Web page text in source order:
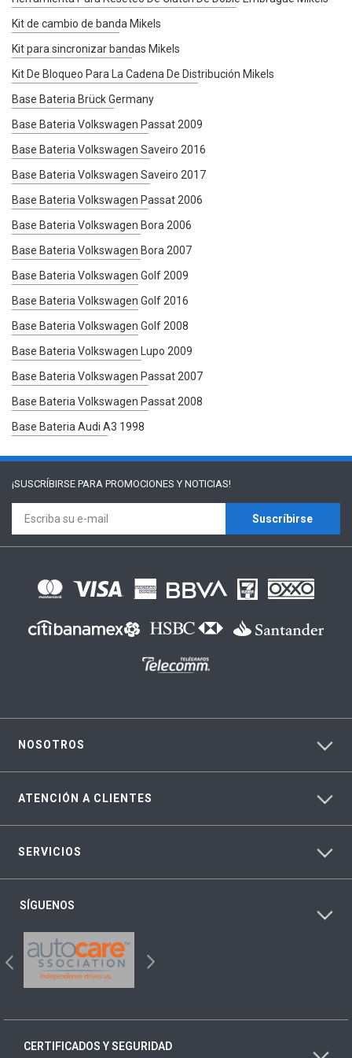
Kit de cambio de banda Mikels
Kit para sincronizar bandas Mikels
Kit De Bloqueo Para La Cadena De Distribución Mikels
Base Bateria Brück Germany
Base Bateria Volkswagen Passat 2009
Base Bateria Volkswagen Saveiro 2016
Base Bateria Volkswagen Saveiro 2017
Base Bateria Volkswagen Passat 2006
Base Bateria Volkswagen Bora 2006
Base Bateria Volkswagen Bora 2007
Base Bateria Volkswagen Golf 2009
Base Bateria Volkswagen Golf 2016
Base Bateria Volkswagen Golf 2008
Base Bateria Volkswagen Lupo 2009
Base Bateria Volkswagen Passat 2007
Base Bateria Volkswagen Passat 2008
Base Bateria Audi A3 1998
¡SUSCRÍBIRSE PARA PROMOCIONES Y NOTICIAS!
Suscríbirse
NOSOTROS
ATENCIÓN A CLIENTES
SERVICIOS
SÍGUENOS
CERTIFICADOS Y SEGURIDAD